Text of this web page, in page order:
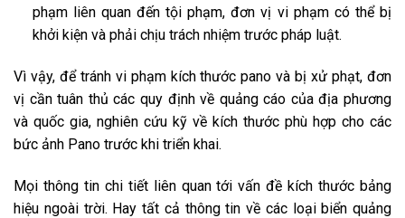
phạm liên quan đến tội phạm, đơn vị vi phạm có thể bị
khởi kiện và phải chịu trách nhiệm trước pháp luật.
Vì vậy, để tránh vi phạm kích thước pano và bị xử phạt, đơn
vị cần tuân thủ các quy định về quảng cáo của địa phương
và quốc gia, nghiên cứu kỹ về kích thước phù hợp cho các
bức ảnh Pano trước khi triển khai.
Mọi thông tin chi tiết liên quan tới vấn đề kích thước bảng
hiệu ngoài trời. Hay tất cả thông tin về các loại biển quảng